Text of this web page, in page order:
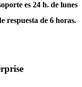
es 24 h. de lunes
respuesta de 6 horas.